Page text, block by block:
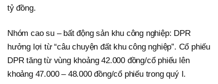
tỷ đồng.
Nhóm cao su – bất động sản khu công nghiệp: DPR
hưởng lợi từ “câu chuyện đất khu công nghiệp”. Cổ phiếu
DPR tăng từ vùng khoảng 42.000 đồng/cổ phiếu lên
khoảng 47.000 – 48.000 đồng/cổ phiếu trong quý I.